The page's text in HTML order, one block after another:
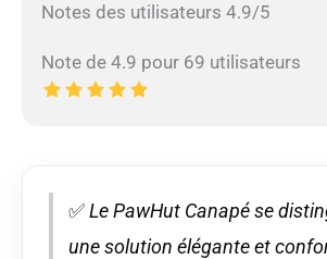
Notes des utilisateurs 4.9/5
Note de 4.9 pour 69 utilisateurs
✅Le PawHut Canapé se
une solution élégante et